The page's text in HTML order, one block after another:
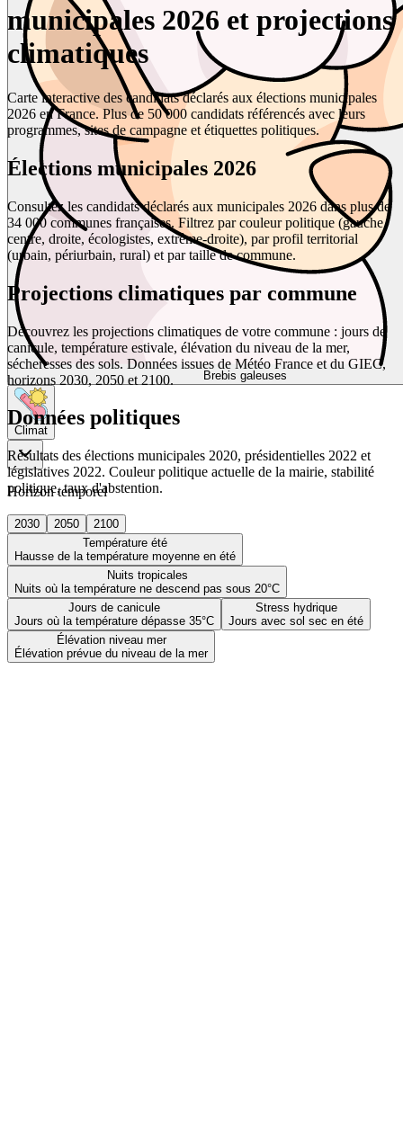
Brebis galeuses
Climat
Horizon temporel
2030 2050
2100
Température été
Hausse de la température moyenne en été
Nuits tropicales
Nuits où la température ne descend pas sous 20°C
Jours de canicule
Jours où la température dépasse 35°C
Stress hydrique
Jours avec sol sec en été
Élévation niveau mer
Élévation prévue du niveau de la mer
municipales 2026 et projections
climatiques
Carte interactive des candidats déclarés aux élections municipales
2026 en France. Plus de 50 000 candidats référencés avec leurs
programmes, sites de campagne et étiquettes politiques.
Élections municipales 2026
Consultez les candidats déclarés aux municipales 2026 dans plus de
34 000 communes françaises. Filtrez par couleur politique (gauche,
centre, droite, écologistes, extrême-droite), par profil territorial
(urbain, périurbain, rural) et par taille de commune.
Projections climatiques par commune
Découvrez les projections climatiques de votre commune : jours de
canicule, température estivale, élévation du niveau de la mer,
sécheresses des sols. Données issues de Météo France et du GIEC,
horizons 2030, 2050 et 2100.
Données politiques
Résultats des élections municipales 2020, présidentielles 2022 et
législatives 2022. Couleur politique actuelle de la mairie, stabilité
politique, taux d'abstention.